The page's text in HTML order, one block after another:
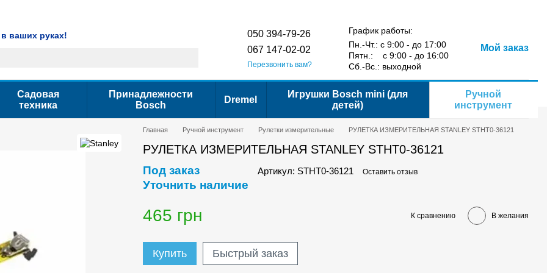
ваших руках!
050 394-79-26
067 147-02-02
Перезвонить вам?
График работы:
Пн.-Чт.: с 9:00 - до 17:00
Пятн.: с 9:00 - до 16:00
Сб.-Вс.: выходной
Мой заказ
Садовая
техника
Принадлежности
Bosch
Dremel
Игрушки Bosch mini (для
детей)
Ручной
инструмент
Главная Ручной инструмент Рулетки измерительные РУЛЕТКА ИЗМЕРИТЕЛЬНАЯ STANLEY STHT0-36121
РУЛЕТКА ИЗМЕРИТЕЛЬНАЯ STANLEY STHT0-36121
Под заказ
Уточнить наличие
Артикул: STHT0-36121 Оставить отзыв
465 грн К сравнению В желания
Купить Быстрый заказ